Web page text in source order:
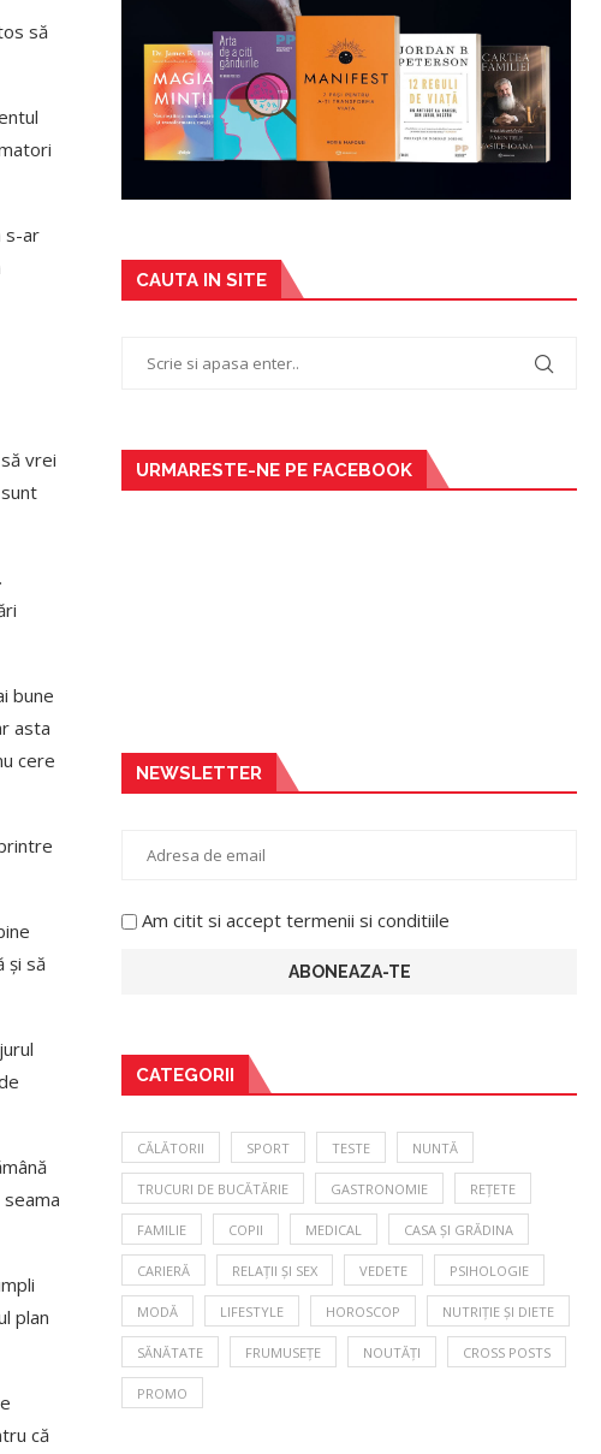
să
s-ar
vrei
bune
asta
cere
și să
plan
că
CAUTA IN SITE
URMARESTE-NE PE FACEBOOK
NEWSLETTER
Am citit si accept termenii si conditiile
CATEGORII
CĂLĂTORII SPORT TESTE NUNTĂ
TRUCURI DE BUCĂTĂRIE GASTRONOMIE REȚETE
FAMILIE COPII MEDICAL CASA ȘI GRĂDINA
CARIERĂ RELAȚII ȘI SEX VEDETE PSIHOLOGIE
MODĂ LIFESTYLE HOROSCOP NUTRIȚIE ȘI DIETE
SĂNĂTATE FRUMUSEȚE NOUTĂȚI CROSS POSTS
PROMO